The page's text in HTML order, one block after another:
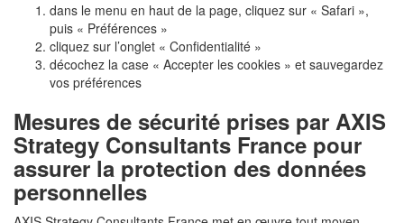
dans le menu en haut de la page, cliquez sur « Safari »,
puis « Préférences »
cliquez sur l’onglet « Confidentialité »
décochez la case « Accepter les cookies » et sauvegardez
vos préférences
Mesures de sécurité prises par AXIS
Strategy Consultants France pour
assurer la protection des données
personnelles